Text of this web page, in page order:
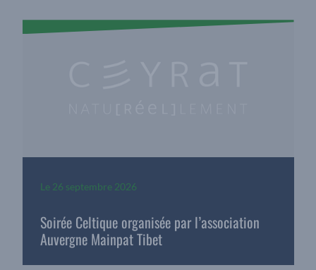
Le 26 septembre 2026
Soirée Celtique organisée par l’association
Auvergne Mainpat Tibet